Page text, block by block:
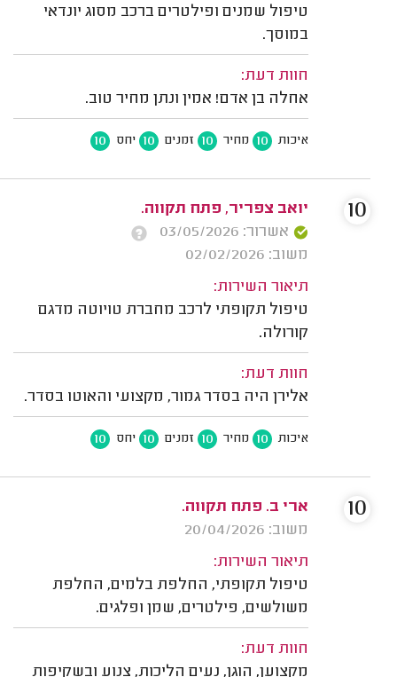
טיפול שמנים ופילטרים ברכב מסוג יונדאי
במוסך.
חוות דעת:
אחלה בן אדם! אמין ונתן מחיר טוב.
איכות 10 מחיר 10 זמנים 10 יחס 10
יואב צפריר, פתח תקווה.
אשרור: 03/05/2026
משוב: 02/02/2026
תיאור השירות:
טיפול תקופתי לרכב מחברת טויוטה מדגם
קורולה.
חוות דעת:
אלירן היה בסדר גמור, מקצועי והאוטו בסדר.
איכות 10 מחיר 10 זמנים 10 יחס 10
10
ארי ב. פתח תקווה.
משוב: 20/04/2026
תיאור השירות:
טיפול תקופתי, החלפת בלמים, החלפת
משולשים, פילטרים, שמן ופלגים.
חוות דעת:
מקצוען, הוגן, נעים הליכות, צנוע ובשקיפות
10